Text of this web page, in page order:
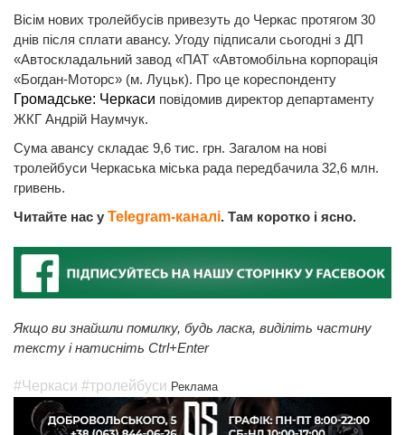
Вісім нових тролейбусів привезуть до Черкас протягом 30
днів після сплати авансу. Угоду підписали сьогодні з ДП
«Автоскладальний завод «ПАТ «Автомобільна корпорація
«Богдан-Моторс» (м. Луцьк). Про це кореспонденту
Громадське: Черкаси повідомив директор департаменту
ЖКГ Андрій Наумчук.
Сума авансу складає 9,6 тис. грн. Загалом на нові
тролейбуси Черкаська міська рада передбачила 32,6 млн.
гривень.
Читайте нас у Telegram-каналі. Там коротко і ясно.
Якщо ви знайшли помилку, будь ласка, виділіть частину
тексту і натисніть Ctrl+Enter
#Черкаси #тролейбуси Реклама